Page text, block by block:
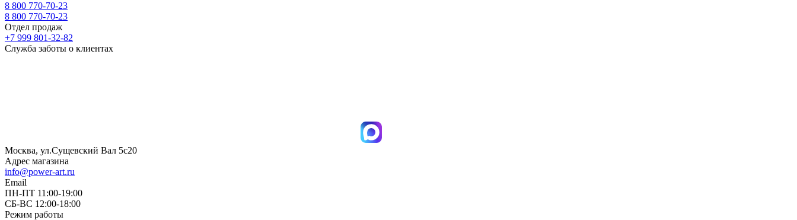
8 800 770-70-23
8 800 770-70-23
Отдел продаж
+7 999 801-32-82
Служба заботы о клиентах
Москва, ул.Сущевский Вал 5с20
Адрес магазина
info@power-art.ru
Email
ПН-ПТ 11:00-19:00
СБ-ВС 12:00-18:00
Режим работы